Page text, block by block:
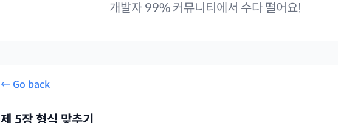
개발자 99% 커뮤니티에서 수다 떨어요!
← Go back
제 5장 형식 맞추기